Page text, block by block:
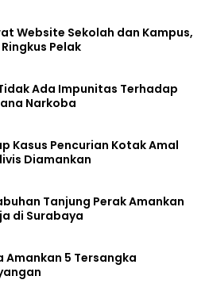
Website Sekolah dan Kampus,
Pelak
Ada Impunitas Terhadap
Narkoba
Kasus Pencurian Kotak Amal
Diamankan
Tanjung Perak Amankan
di Surabaya
5 Tersangka